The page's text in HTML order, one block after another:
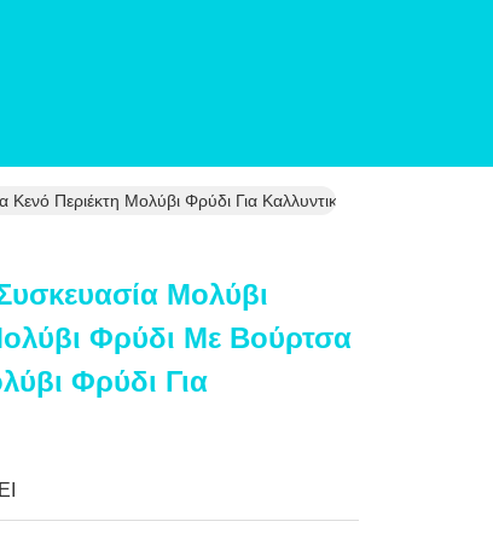
Περιέκτη Μολύβι Φρύδι Για Καλλυντικά
Μολύβι
Φρύδι Με Βούρτσα
Φρύδι Για